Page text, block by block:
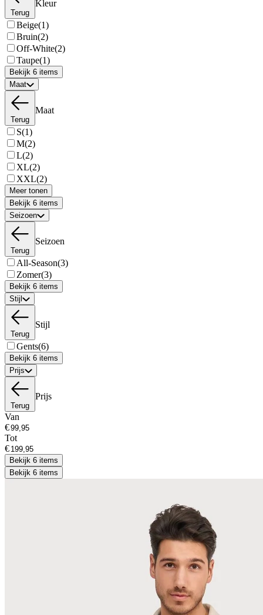
Terug
Kleur
Beige(1)
Bruin(2)
Off-White(2)
Taupe(1)
Bekijk 6 items
Maat
Terug
Maat
S(1)
M(2)
L(2)
XL(2)
XXL(2)
Meer tonen
Bekijk 6 items
Seizoen
Terug
Seizoen
All-Season(3)
Zomer(3)
Bekijk 6 items
Stijl
Terug
Stijl
Gents(6)
Bekijk 6 items
Prijs
Terug
Prijs
Van
€
Tot
€
Bekijk 6 items
Bekijk 6 items